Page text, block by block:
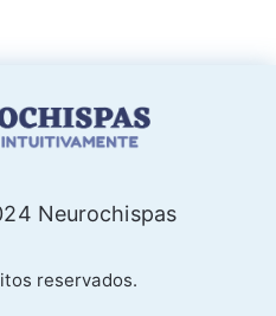
Neurochispas
reservados.